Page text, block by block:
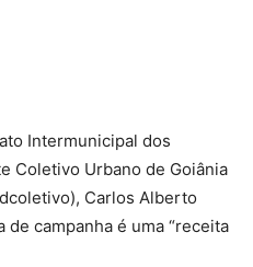
Intermunicipal dos
Coletivo Urbano de Goiânia
Carlos Alberto
de campanha é uma “receita